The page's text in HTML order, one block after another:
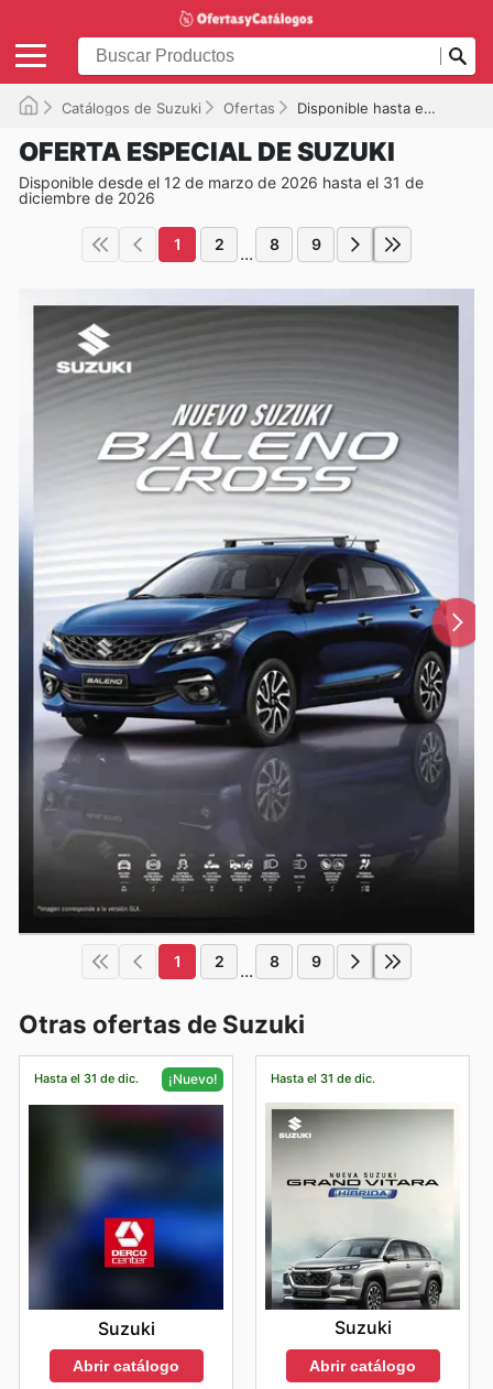
Catálogos de Suzuki Ofertas Disponible hasta el 31/12/2026
OFERTA ESPECIAL DE SUZUKI
Disponible desde el 12 de marzo de 2026 hasta el 31 de
diciembre de 2026
1 2 ... 8 9
1 2 ... 8 9
Otras ofertas de Suzuki
Hasta el 31 de dic. ¡Nuevo!
Suzuki
Abrir catálogo
Hasta el 31 de dic.
Suzuki
Abrir catálogo